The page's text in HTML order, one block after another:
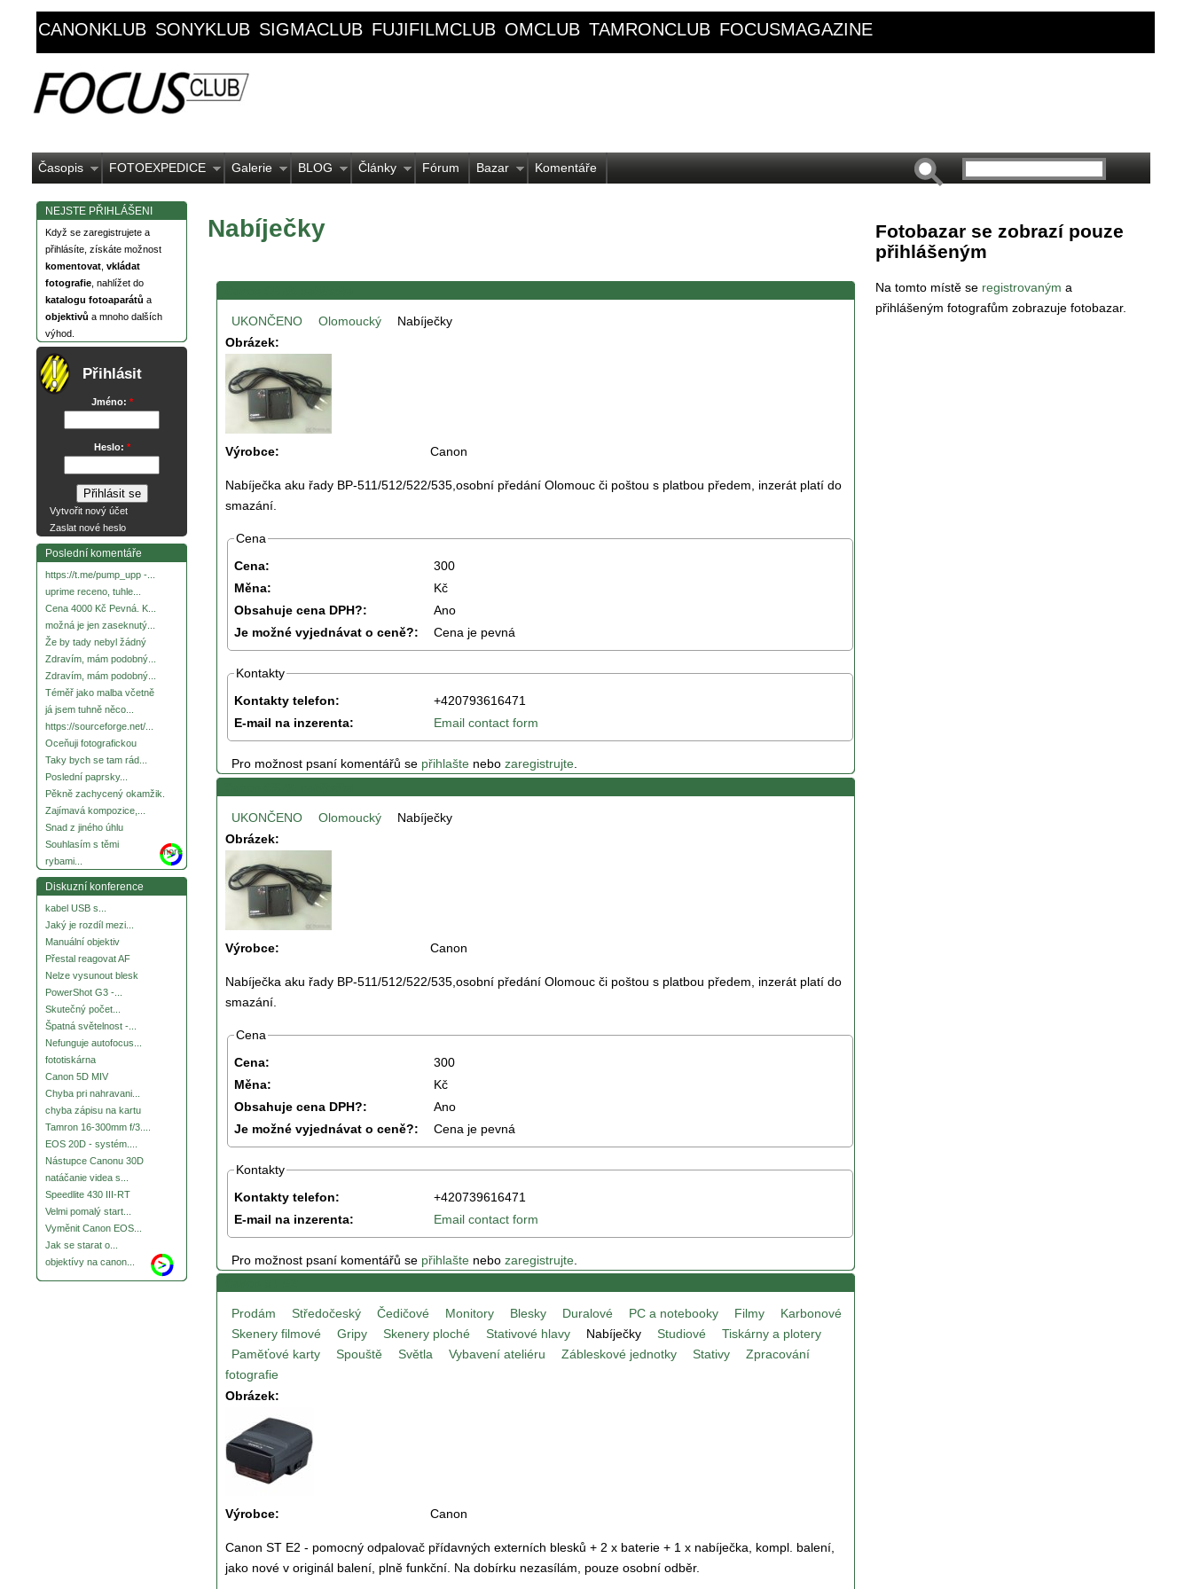
CANONKLUB SONYKLUB SIGMACLUB FUJIFILMCLUB OMCLUB TAMRONCLUB FOCUSMAGAZINE
Časopis FOTOEXPEDICE Galerie BLOG Články Fórum Bazar Komentáře
NEJSTE PŘIHLÁŠENI
Když se zaregistrujete a
přihlásíte, získáte možnost
komentovat vkládat
fotografie , nahlížet do
katalogu fotoaparátů a
objektivů a mnoho dalších
výhod.
Přihlásit
Jméno: *
Heslo: *
Vytvořit nový účet
Zaslat nové heslo
Poslední komentáře
https://t.me/pump_upp -...
uprime receno, tuhle...
Cena 4000 Kč Pevná. K...
možná je jen zaseknutý...
Že by tady nebyl žádný
Zdravím, mám podobný...
Zdravím, mám podobný...
Téměř jako malba včetně
já jsem tuhně něco...
https://sourceforge.net/...
Oceňuji fotografickou
Taky bych se tam rád...
Poslední paprsky...
Pěkně zachycený okamžik.
Zajímavá kompozice,...
Snad z jiného úhlu
Souhlasím s těmi
rybami...
more
Diskuzní konference
kabel USB s...
Jaký je rozdíl mezi...
Manuální objektiv
Přestal reagovat AF
Nelze vysunout blesk
PowerShot G3 -...
Skutečný počet...
Špatná světelnost -...
Nefunguje autofocus...
fototiskárna
Canon 5D MIV
Chyba pri nahravani...
chyba zápisu na kartu
Tamron 16-300mm f/3....
EOS 20D - systém....
Nástupce Canonu 30D
natáčanie videa s...
Speedlite 430 III-RT
Velmi pomalý start...
Vyměnit Canon EOS...
Jak se starat o...
objektívy na canon...
Nabíječky
UKONČENO Olomoucký
Nabíječky
Obrázek:
Výrobce: Canon
Nabíječka aku řady BP-511/512/522/535,osobní předání Olomouc či poštou s platbou předem, inzerát platí do
smazání.
Cena
Cena:
300
Měna:
Kč
Obsahuje cena DPH?:
Ano
Je možné vyjednávat o ceně?:
Cena je pevná
Kontakty
Kontakty telefon:
+420793616471
E-mail na inzerenta:
Email contact form
Pro možnost psaní komentářů se přihlašte nebo zaregistrujte
UKONČENO Olomoucký
Nabíječky
Obrázek:
Výrobce: Canon
Nabíječka aku řady BP-511/512/522/535,osobní předání Olomouc či poštou s platbou předem, inzerát platí do
smazání.
Cena
Cena:
300
Měna:
Kč
Obsahuje cena DPH?:
Ano
Je možné vyjednávat o ceně?:
Cena je pevná
Kontakty
Kontakty telefon:
+420739616471
E-mail na inzerenta:
Email contact form
Pro možnost psaní komentářů se přihlašte nebo zaregistrujte
Prodám Středočeský Čedičové Monitory Blesky Duralové PC a notebooky Filmy
Karbonové
Skenery filmové
Gripy Skenery ploché Stativové hlavy Nabíječky Studiové
Tiskárny a plotery
Paměťové karty
Spouště Světla Vybavení ateliéru Zábleskové jednotky Stativy
Zpracování
fotografie
Obrázek:
Výrobce: Canon
Canon ST E2 - pomocný odpalovač přídavných externích blesků + 2 x baterie + 1 x nabíječka, kompl. balení,
jako nové v originál balení, plně funkční. Na dobírku nezasílám, pouze osobní odběr.
Fotobazar se zobrazí pouze
přihlášeným
Na tomto místě se registrovaným a
přihlášeným fotografům zobrazuje fotobazar.